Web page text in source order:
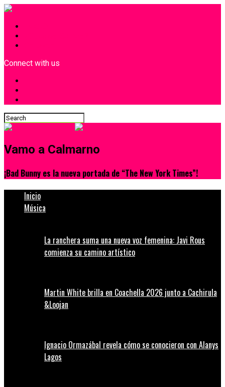
Connect with us
Vamo a Calmarno
¡Bad Bunny es la nueva portada de “The New York Times”!
Inicio
Música
La ranchera suma una nueva voz femenina: Javi Rous
comienza su camino artístico
Martin White brilla en Coachella 2026 junto a Cachirula
&Loojan
Ignacio Ormazábal revela cómo se conocieron con Alanys
Lagos